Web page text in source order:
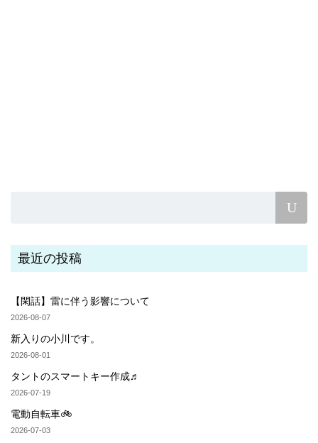
最近の投稿
【閑話】雷に伴う影響について
2026-08-07
新入りの小川です。
2026-08-01
タントのスマートキー作成♬
2026-07-19
電動自転車🚲
2026-07-03